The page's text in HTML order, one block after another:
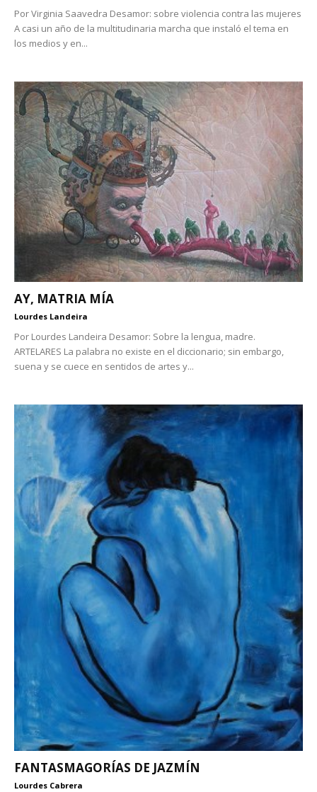
Por Virginia Saavedra Desamor: sobre violencia contra las mujeres
A casi un año de la multitudinaria marcha que instaló el tema en
los medios y en...
AY, MATRIA MÍA
Lourdes Landeira
Por Lourdes Landeira Desamor: Sobre la lengua, madre.
ARTELARES La palabra no existe en el diccionario; sin embargo,
suena y se cuece en sentidos de artes y...
FANTASMAGORÍAS DE JAZMÍN
Lourdes Cabrera